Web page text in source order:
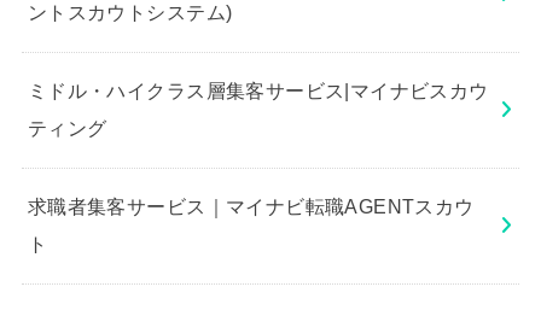
ントスカウトシステム)
ミドル・ハイクラス層集客サービス|マイナビスカウ
ティング
求職者集客サービス｜マイナビ転職AGENTスカウ
ト